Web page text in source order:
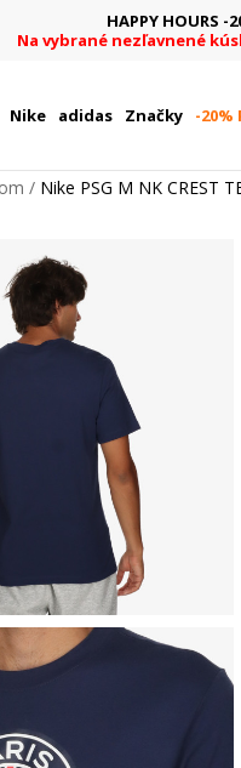
HAPPY HOURS -
Na vybrané nezľavnené
Nike adidas Značky -20%
Nike PSG M NK CREST